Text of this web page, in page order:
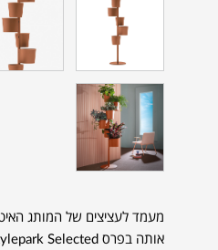
מעמד לעציצים של המותג